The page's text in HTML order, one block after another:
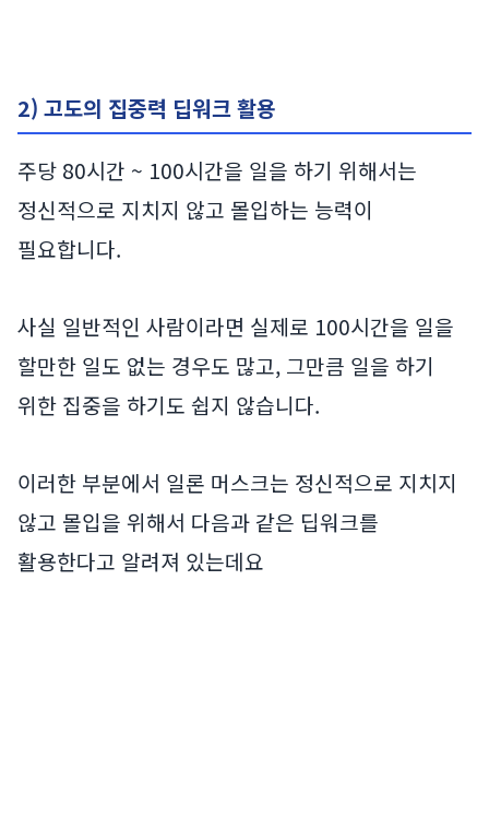
2) 고도의 집중력 딥워크 활용
주당 80시간 ~ 100시간을 일을 하기 위해서는
정신적으로 지치지 않고 몰입하는 능력이
필요합니다.
사실 일반적인 사람이라면 실제로 100시간을 일을
할만한 일도 없는 경우도 많고, 그만큼 일을 하기
위한 집중을 하기도 쉽지 않습니다.
이러한 부분에서 일론 머스크는 정신적으로 지치지
않고 몰입을 위해서 다음과 같은 딥워크를
활용한다고 알려져 있는데요